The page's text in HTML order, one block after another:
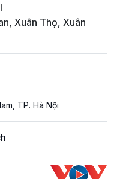
Xuân Thọ, Xuân
TP. Hà Nội